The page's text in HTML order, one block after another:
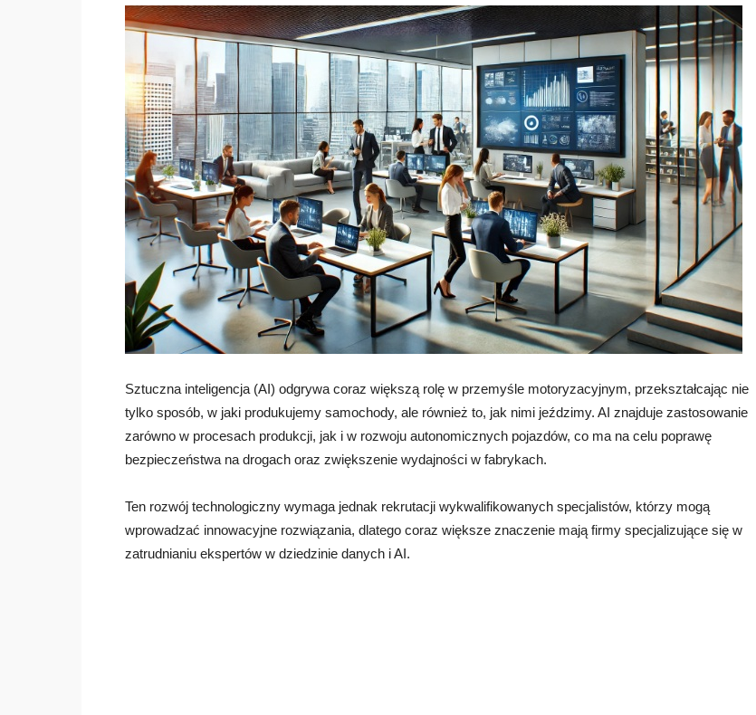
Sztuczna inteligencja (AI) odgrywa coraz większą rolę w przemyśle motoryzacyjnym, przekształcając nie
tylko sposób, w jaki produkujemy samochody, ale również to, jak nimi jeździmy. AI znajduje zastosowanie
zarówno w procesach produkcji, jak i w rozwoju autonomicznych pojazdów, co ma na celu poprawę
bezpieczeństwa na drogach oraz zwiększenie wydajności w fabrykach.
Ten rozwój technologiczny wymaga jednak rekrutacji wykwalifikowanych specjalistów, którzy mogą
wprowadzać innowacyjne rozwiązania, dlatego coraz większe znaczenie mają firmy specjalizujące się w
zatrudnianiu ekspertów w dziedzinie danych i AI.